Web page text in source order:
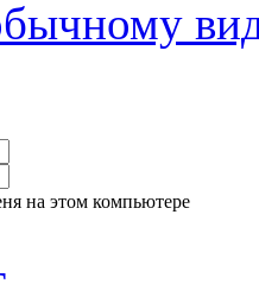
на этом компьютере